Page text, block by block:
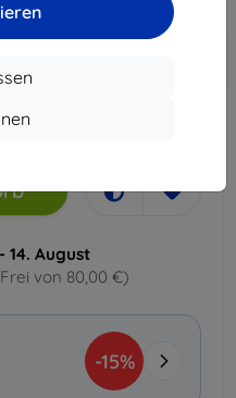
14. August
von 80,00 €)
-15%